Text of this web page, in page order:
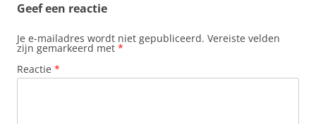
Geef een reactie
Je e-mailadres wordt niet gepubliceerd. Vereiste velden
zijn gemarkeerd met *
Reactie *